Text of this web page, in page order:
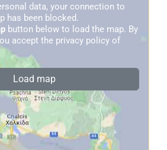
data, your connection to
has been blocked.
button below to load the map. By
accept the privacy policy of
Load map